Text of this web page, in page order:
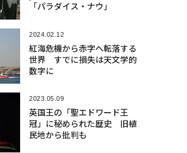
「パラダイス・ナウ」
2024.02.12
紅海危機から赤字へ転落する
世界 すでに損失は天文学的
数字に
2023.05.09
英国王の「聖エドワード王
冠」に秘められた歴史 旧植
民地から批判も